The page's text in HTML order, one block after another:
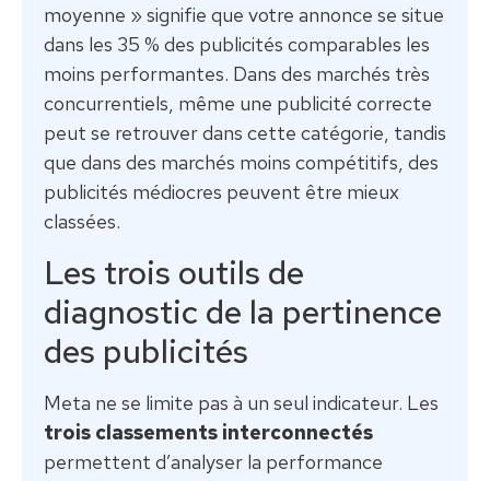
moyenne » signifie que votre annonce se situe
dans les 35 % des publicités comparables les
moins performantes. Dans des marchés très
concurrentiels, même une publicité correcte
peut se retrouver dans cette catégorie, tandis
que dans des marchés moins compétitifs, des
publicités médiocres peuvent être mieux
classées.
Les trois outils de
diagnostic de la pertinence
des publicités
Meta ne se limite pas à un seul indicateur. Les
trois classements interconnectés
permettent d’analyser la performance